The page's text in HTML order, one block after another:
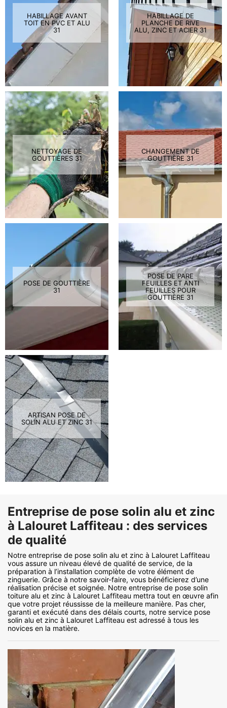
HABILLAGE AVANT
TOIT EN PVC ET ALU
31
HABILLAGE DE
PLANCHE DE RIVE
ALU, ZINC ET ACIER 31
NETTOYAGE DE
GOUTTIÈRES 31
CHANGEMENT DE
GOUTTIÈRE 31
POSE DE GOUTTIÈRE
31
POSE DE PARE
FEUILLES ET ANTI
FEUILLES POUR
GOUTTIÈRE 31
ARTISAN POSE DE
SOLIN ALU ET ZINC 31
Entreprise de pose solin alu et zinc
à Lalouret Laffiteau : des services
de qualité
Notre entreprise de pose solin alu et zinc à Lalouret Laffiteau
vous assure un niveau élevé de qualité de service, de la
préparation à l’installation complète de votre élément de
zinguerie. Grâce à notre savoir-faire, vous bénéficierez d’une
réalisation précise et soignée. Notre entreprise de pose solin
toiture alu et zinc à Lalouret Laffiteau mettra tout en œuvre afin
que votre projet réussisse de la meilleure manière. Pas cher,
garanti et exécuté dans des délais courts, notre service pose
solin alu et zinc à Lalouret Laffiteau est adressé à tous les
novices en la matière.